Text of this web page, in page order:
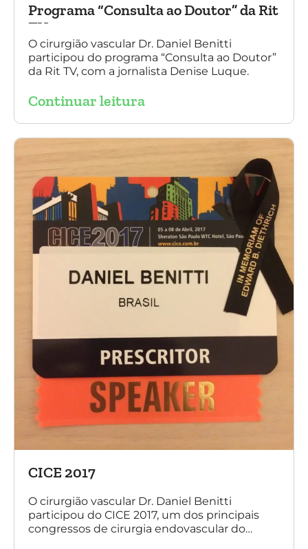
Programa “Consulta ao Doutor” da Rit
TV
O cirurgião vascular Dr. Daniel Benitti
participou do programa “Consulta ao Doutor”
da Rit TV, com a jornalista Denise Luque.
Continuar leitura
CICE 2017
O cirurgião vascular Dr. Daniel Benitti
participou do CICE 2017, um dos principais
congressos de cirurgia endovascular do